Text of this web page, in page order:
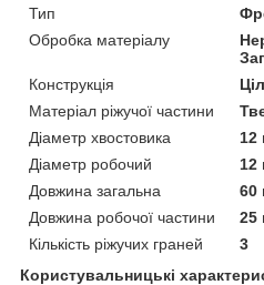
Тип
Обробка матеріалу
Конструкція
Матеріал ріжучої частини
Діаметр хвостовика
12
Діаметр робочий
12
Довжина загальна
60
Довжина робочої частини
25
Кількість ріжучих граней
3
Користувальницькі